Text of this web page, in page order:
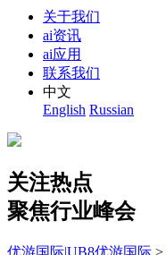
关于我们
ai资讯
ai应用
联系我们
中文
English Russian
关注热点
聚焦行业峰会
优游国际|UB8优游国际 >